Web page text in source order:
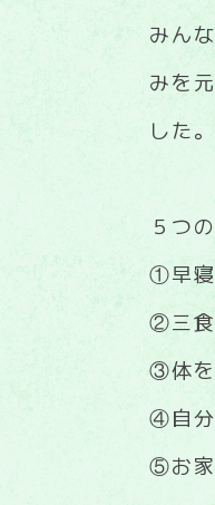
みん
みを
した。
５つ
①早寝
②三食
③体を
④自分
⑤お家